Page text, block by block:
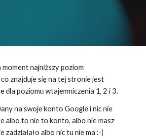
momentnajniższypoziom
znajduje się na tej stronie jest
dla poziomu wtajemniczenia 1, 2 i 3.
na swoje konto Google i nic nie
albo to nie to konto, albo nie masz
zadziałało albo nic tu nie ma :-)